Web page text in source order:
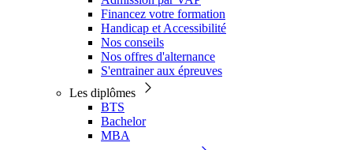
Financez votre formation
Handicap et Accessibilité
Nos conseils
Nos offres d'alternance
S'entrainer aux épreuves
Les diplômes
BTS
Bachelor
MBA